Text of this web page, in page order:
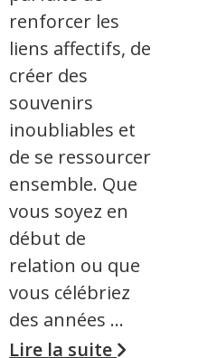
renforcer les
liens affectifs, de
créer des
souvenirs
inoubliables et
de se ressourcer
ensemble. Que
vous soyez en
début de
relation ou que
vous célébriez
des années …
Lire la suite